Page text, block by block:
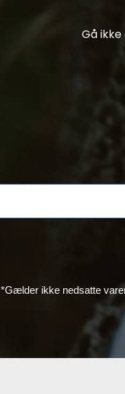
Gå
*Gælder ikke nedsatte